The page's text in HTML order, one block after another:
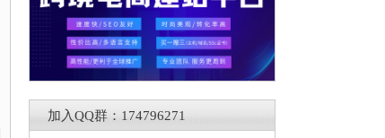
加入QQ群：174796271